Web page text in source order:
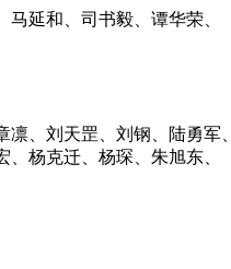
延和、司书毅、谭华荣、
、刘天罡、刘钢、陆勇军、
杨克迁、杨琛、朱旭东、